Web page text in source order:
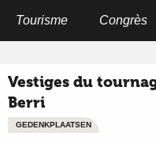
Tourisme Congrès
Vestiges du
Berri
GEDENKPLAATSEN